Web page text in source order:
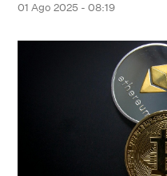
01 Ago 2025 - 08:19